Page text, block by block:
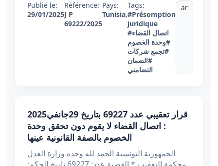
Publié le:
29/01/2025
Référence:
J P
69222/2025
Pays:
Tunisia,
Tags:
#Présomption
juridique
#اتصال القضاء
#وحدة الخصوم
#تجمع شركات
#الضمان
التضامني
ar
قرار تعقيبي عدد 69227 بتاريخ 29جانفي2025
: اتصال القضاء لا يقوم دون تحقق وحدة
الخصوم بالصفة القانونية عينها
الجمهورية التونسية الحمد لله وحده وزارة العدل